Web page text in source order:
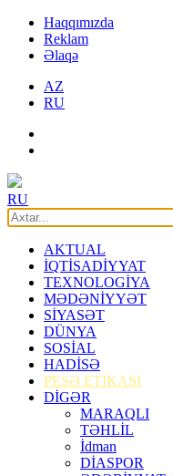
Haqqımızda
Reklam
Əlaqə
AZ
RU
RU
AKTUAL
İQTİSADİYYAT
TEXNOLOGİYA
MƏDƏNİYYƏT
SİYASƏT
DÜNYA
SOSİAL
HADİSƏ
PEŞƏ ETİKASI
DİGƏR
MARAQLI
TƏHLİL
İdman
DİASPOR